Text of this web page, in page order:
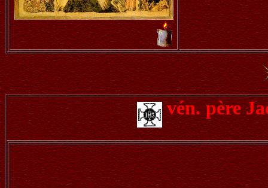
vén. père